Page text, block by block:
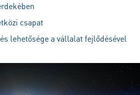
csapat
lehetősége a vállalat fejlődésével